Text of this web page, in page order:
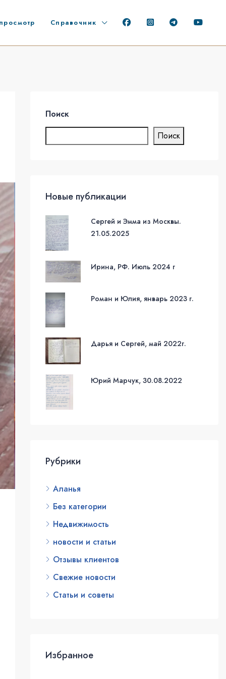
Справочник
Поиск
Поиск
Новые публикации
Сергей и Эмма из Москвы.
21.05.2025
Ирина, РФ. Июль 2024 г
Роман и Юлия, январь 2023 г.
Дарья и Сергей, май 2022г.
Юрий Марчук, 30.08.2022
Рубрики
Аланья
Без категории
Недвижимость
новости и статьи
Отзывы клиентов
Свежие новости
Статьи и советы
Избранное